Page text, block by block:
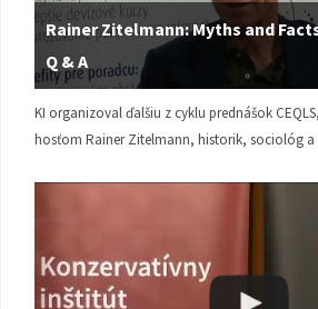
Rainer Zitelmann: Myths and
Q & A
KI organizoval ďalšiu z cyklu prednášok
hosťom Rainer Zitelmann, historik, sociológ